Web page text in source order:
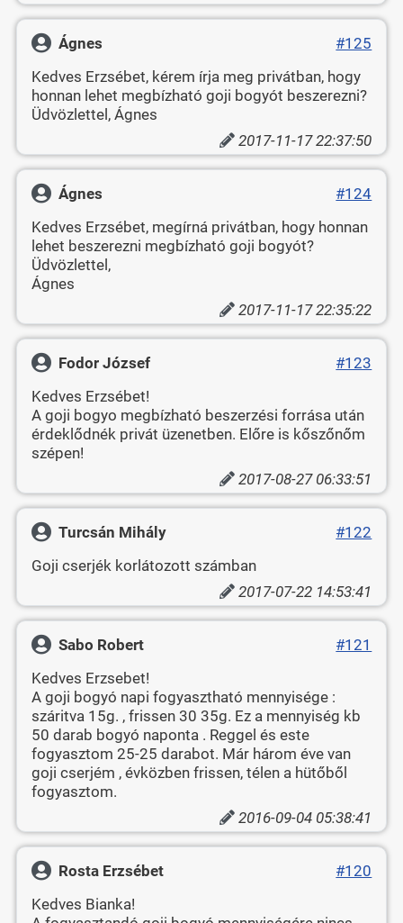
Ágnes
#125
Kedves Erzsébet, kérem írja meg privátban, hogy
honnan lehet megbízható goji bogyót beszerezni?
Üdvözlettel, Ágnes
2017-11-17 22:37:50
Ágnes
#124
Kedves Erzsébet, megírná privátban, hogy honnan
lehet beszerezni megbízható goji bogyót?
Üdvözlettel,
Ágnes
2017-11-17 22:35:22
Fodor József
#123
Kedves Erzsébet!
A goji bogyo megbízható beszerzési forrása után
érdeklődnék privát üzenetben. Előre is kőszőnőm
szépen!
2017-08-27 06:33:51
Turcsán Mihály
#122
Goji cserjék korlátozott számban
2017-07-22 14:53:41
Sabo Robert
#121
Kedves Erzsebet!
A goji bogyó napi fogyasztható mennyisége :
száritva 15g. , frissen 30 35g. Ez a mennyiség kb
50 darab bogyó naponta . Reggel és este
fogyasztom 25-25 darabot. Már három éve van
goji cserjém , évközben frissen, télen a hütőből
fogyasztom.
2016-09-04 05:38:41
Rosta Erzsébet
#120
Kedves Bianka!